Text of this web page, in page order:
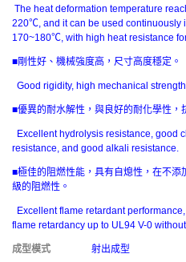
The heat deformation temperature
220℃, and it can be used continuously
170~180℃, with high heat resistance
■剛性好、機械強度高，尺寸高度穩定。
Good rigidity, high mechanical
■優異的耐水解性，與良好的耐化學性，
Excellent hydrolysis resistance, good
resistance, and good alkali resistance.
■極佳的阻燃性能，具有自熄性，在不
級的阻燃性。
Excellent flame retardant
flame retardancy up to UL94 V-0
成型模式 射出成型